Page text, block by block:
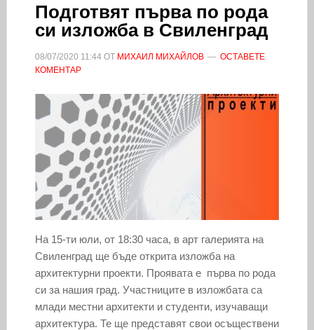
Подготвят първа по рода
си изложба в Свиленград
08/07/2020 11:44ОТ МИХАИЛ МИХАЙЛОВ
ОСТАВЕТЕ
КОМЕНТАР
На 15-ти юли, от 18:30 часа, в арт галерията на
Свиленград ще бъде открита изложба на
архитектурни проекти. Проявата е първа по рода
си за нашия град. Участниците в изложбата са
млади местни архитекти и студенти, изучаващи
архитектура. Те ще представят свои осъществени